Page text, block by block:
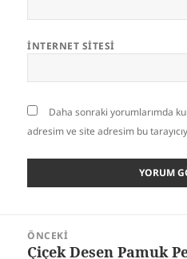
İNTERNET SITESI
Daha sonraki yorumlarımda
adresim ve site adresim bu
gezinmesi
ÖNCEKI
Önceki
Çiçek Desen Pamuk